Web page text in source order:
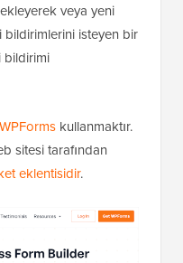
ekleyerek veya yeni
bildirimlerini isteyen bir
bildirimi
WPForms kullanmaktır.
sitesi tarafından
eklentisidir.